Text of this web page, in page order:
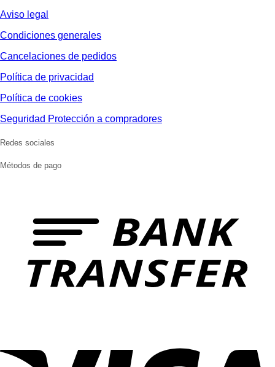
Aviso legal
Condiciones generales
Cancelaciones de pedidos
Política de privacidad
Política de cookies
Seguridad Protección a compradores
Redes sociales
Métodos de pago